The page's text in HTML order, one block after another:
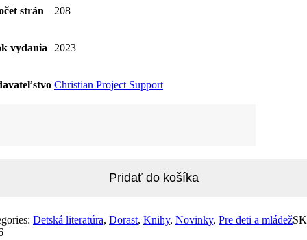
strán 208
vydania 2023
Christian Project Support
Pridať do košíka
Detská literatúra, Dorast, Knihy, Novinky, Pre deti a mládež